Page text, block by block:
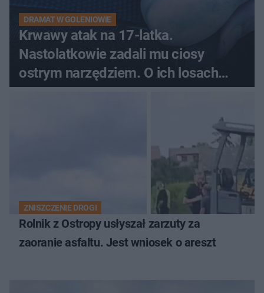
DRAMAT W GOLENIOWIE
Krwawy atak na 17-latka.
Nastolatkowie zadali mu ciosy
ostrym narzędziem. O ich losach
zdecyduje sąd rodzinny
ZNISZCZENIE DROGI
Rolnik z Ostropy usłyszał zarzuty za
zaoranie asfaltu. Jest wniosek o areszt